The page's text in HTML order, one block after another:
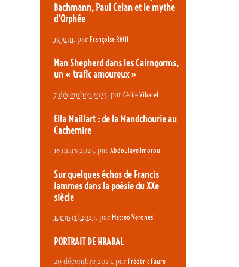
Bachmann, Paul Celan et le mythe
d’Orphée
15 juin, par Françoise Rétif
Nan Shepherd dans les Cairngorms,
un « trafic amoureux »
7 décembre 2025, par Cécile Vibarel
Ella Maillart : de la Mandchourie au
Cachemire
18 mars 2025, par Abdoulaye Imorou
Sur quelques échos de Francis
Jammes dans la poésie du XXe
siècle
1er avril 2024, par Matteo Veronesi
PORTRAIT DE HRABAL
20 décembre 2023, par Frédéric Faure